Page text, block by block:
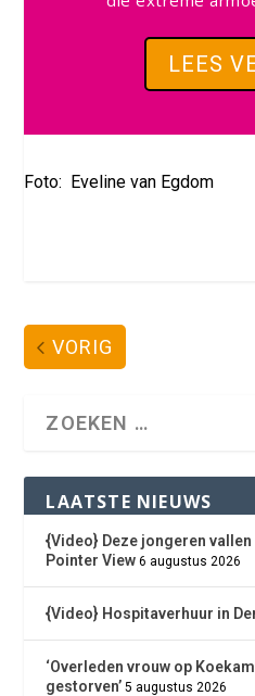
LEES
Foto: Eveline van Egdom
VORIG
LAATSTE NIEUWS
{Video} Deze jongeren vallen
Pointer View 6 augustus 2026
{Video} Hospitaverhuur in
‘Overleden vrouw op
gestorven’ 5 augustus 2026